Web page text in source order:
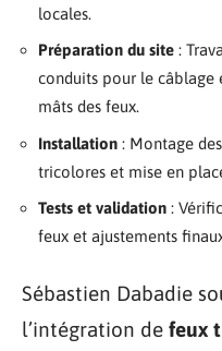
locales.
Préparation du site :
conduits pour le câblage
mâts des feux.
Installation : Montage
tricolores et mise en
Tests et validation :
feux et ajustements
Sébastien Dabadie
l’intégration de feux